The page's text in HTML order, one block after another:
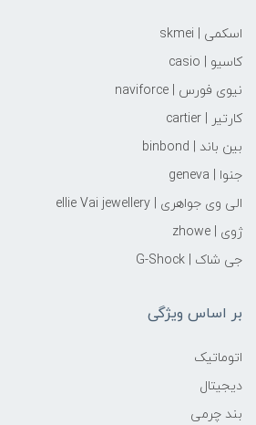
اسکمی | skmei
کاسیو | casio
نیوی فورس | naviforce
کارتیر | cartier
بین باند | binbond
جنوا | geneva
الی وی جواهری | ellie Vai‌ jewellery
ژوی | zhowe
جی شاک | G-Shock
بر اساس ویژگی
اتوماتیک
دیجیتال
بند چرمی